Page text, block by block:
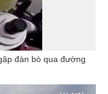
đàn bò qua đường